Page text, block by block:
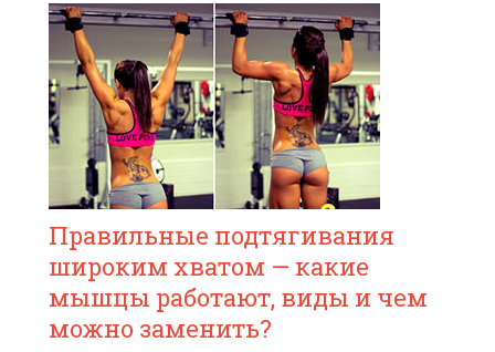
Правильные подтягивания
широким хватом — какие
мышцы работают, виды и чем
можно заменить?